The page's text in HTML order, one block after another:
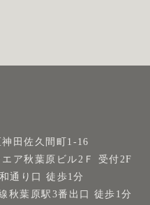
田佐久間町1-16
ア秋葉原ビル2Ｆ 受付2F
通り口 徒歩1分
秋葉原駅3番出口 徒歩1分